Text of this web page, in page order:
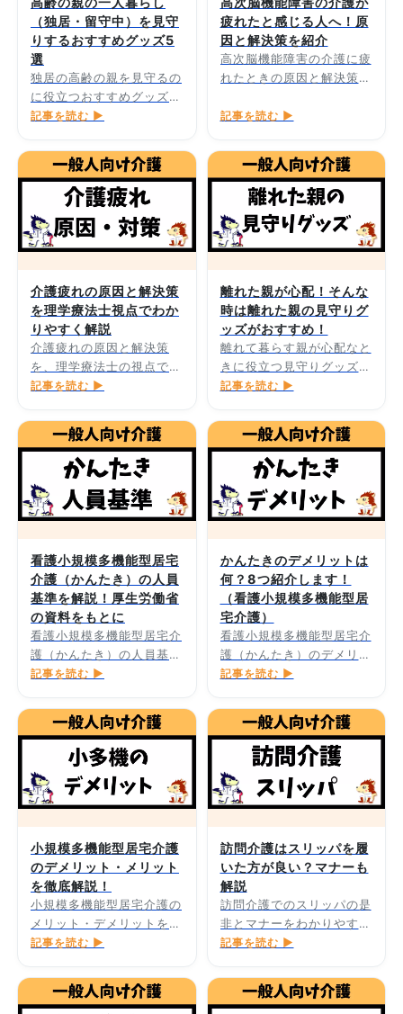
（独居・留守中）を見守
りするおすすめグッズ5
選
独居の高齢の親を見守るの
に役立つおすすめグッズを
5つ紹介します。
記事を読む ▶
疲れたと感じる人へ！原
因と解決策を紹介
高次脳機能障害の介護に疲
れたときの原因と解決策を
記事を読む ▶
介護疲れの原因と解決策
を理学療法士視点でわか
りやすく解説
介護疲れの原因と解決策
を、理学療法士の視点でわ
かりやすく解説します。
記事を読む ▶
離れた親が心配！そんな
時は離れた親の見守りグ
ッズがおすすめ！
離れて暮らす親が心配なと
きに役立つ見守りグッズを
紹介します。
記事を読む ▶
看護小規模多機能型居宅
介護（かんたき）の人員
基準を解説！厚生労働省
の資料をもとに
看護小規模多機能型居宅介
護（かんたき）の人員基準
を厚労省資料から解説しま
記事を読む ▶
かんたきのデメリットは
何？8つ紹介します！
（看護小規模多機能型居
宅介護）
看護小規模多機能型居宅介
護（かんたき）のデメリッ
トを8つ紹介します。
記事を読む ▶
小規模多機能型居宅介護
のデメリット・メリット
を徹底解説！
小規模多機能型居宅介護の
メリット・デメリットを徹
底解説します。
記事を読む ▶
訪問介護はスリッパを履
いた方が良い？マナーも
解説
訪問介護でのスリッパの是
非とマナーをわかりやすく
解説します。
記事を読む ▶